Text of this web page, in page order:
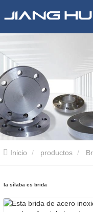
Inicio productos
la sílaba es brida